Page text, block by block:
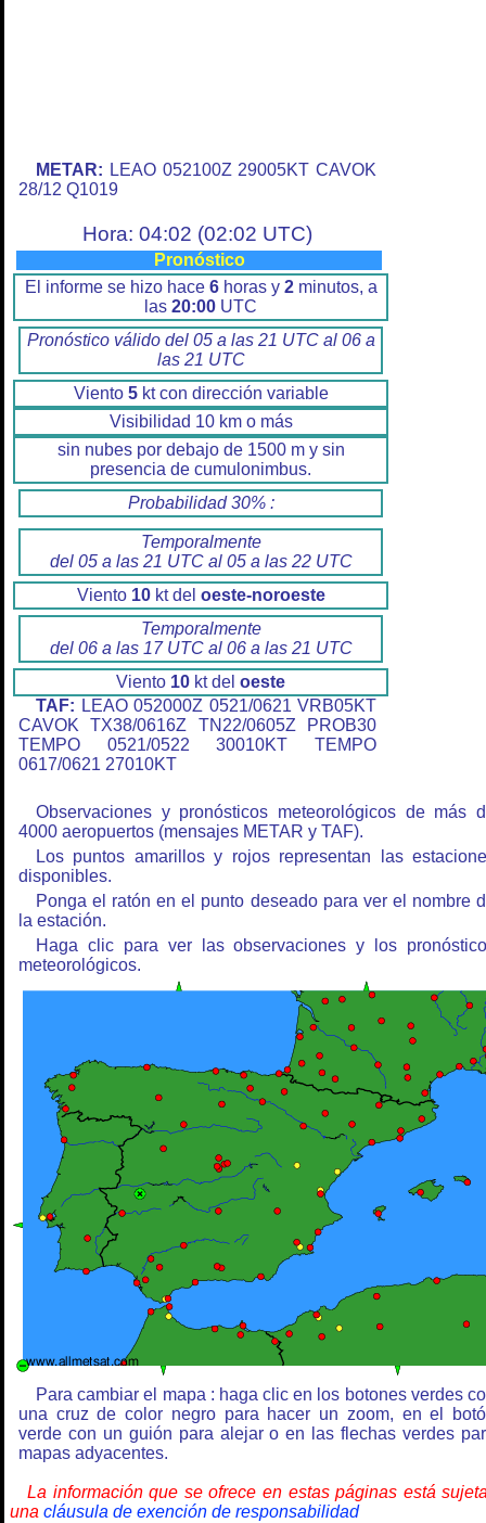
METAR: LEAO 052100Z 29005KT CAVOK
28/12 Q1019
Hora: 04:02 (02:02 UTC)
Pronóstico
El informe se hizo hace 6horas y 2minutos, a
las 20:00 UTC
Pronóstico válido del 05 a las 21 UTC al 06 a
las 21 UTC
Viento 5kt con dirección variable
Visibilidad 10 km o más
sin nubes por debajo de 1500 m y sin
presencia de cumulonimbus.
Probabilidad 30% :
Temporalmente
del 05 a las 21 UTC al 05 a las 22 UTC
Viento 10kt del oeste-noroeste
Temporalmente
del 06 a las 17 UTC al 06 a las 21 UTC
Viento 10 kt del oeste
TAF: LEAO 052000Z 0521/0621 VRB05KT
CAVOK TX38/0616Z TN22/0605Z PROB30
TEMPO 0521/0522 30010KT TEMPO
0617/0621 27010KT
Observaciones y pronósticos meteorológicos de más
4000 aeropuertos (mensajes METAR y TAF).
Los puntos amarillos y rojos representan las
disponibles.
Ponga el ratón en el punto deseado para ver el nombre
la estación.
Haga clic para ver las observaciones y los
meteorológicos.
Para cambiar el mapa : haga clic en los botones verdes
una cruz de color negro para hacer un zoom, en el
verde con un guión para alejar o en las flechas verdes
mapas adyacentes.
La información que se ofrece en estas páginas está
una cláusula de exención de responsabilidad